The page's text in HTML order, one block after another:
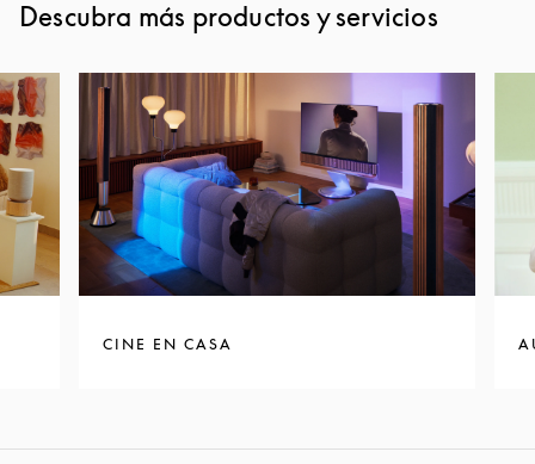
Descubra más productos y servicios
CINE EN CASA